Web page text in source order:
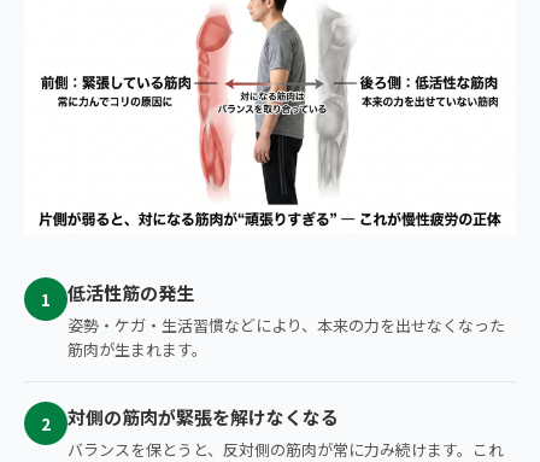
1 低活性筋の発生
姿勢・ケガ・生活習慣などにより、本来の力を出せなくなった
筋肉が生まれます。
2 対側の筋肉が緊張を解けなくなる
バランスを保とうと、反対側の筋肉が常に力み続けます。これ